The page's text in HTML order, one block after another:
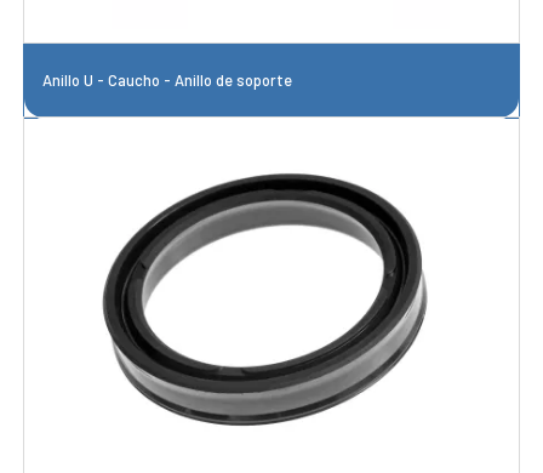
Anillo U - Caucho - Anillo de soporte